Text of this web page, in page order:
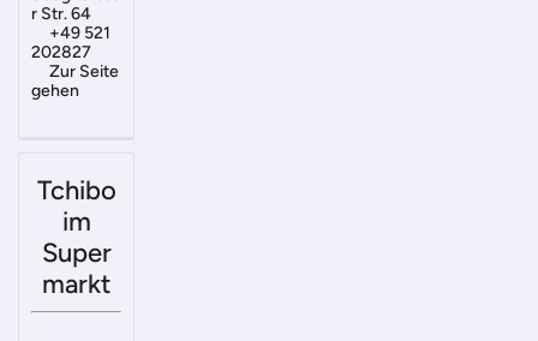
r Str. 64
+49 521
202827
Zur Seite
gehen
Tchibo
im
Super
markt